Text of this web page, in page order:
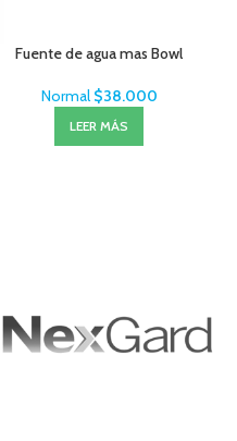
Fuente de agua mas Bowl
Normal $38.000
LEER MÁS